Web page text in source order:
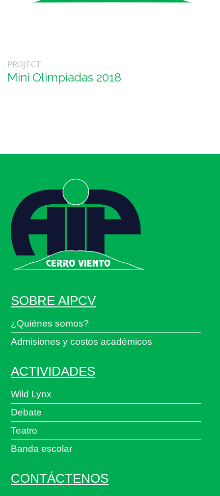
PROJECT
Mini Olimpiadas 2018
SOBRE AIPCV
¿Quiénes somos?
Admisiones y costos académicos
ACTIVIDADES
Wild Lynx
Debate
Teatro
Banda escolar
CONTÁCTENOS